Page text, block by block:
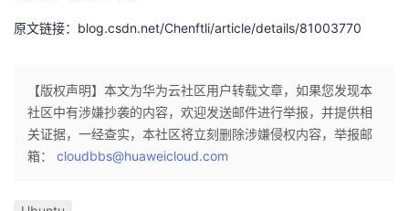
原文链接：blog.csdn.net/Chenftli/article/details/81003770
【版权声明】本文为华为云社区用户转载文章，如果您发现本
社区中有涉嫌抄袭的内容，欢迎发送邮件进行举报，并提供相
关证据，一经查实，本社区将立刻删除涉嫌侵权内容，举报邮
箱： cloudbbs@huaweicloud.com